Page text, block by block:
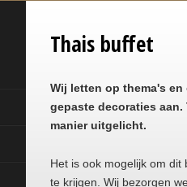
Thais buffet
Wij letten op thema's
gepaste decoraties
manier uitgelicht.
Het is ook mogelijk om
te krijgen. Wij bezorgen